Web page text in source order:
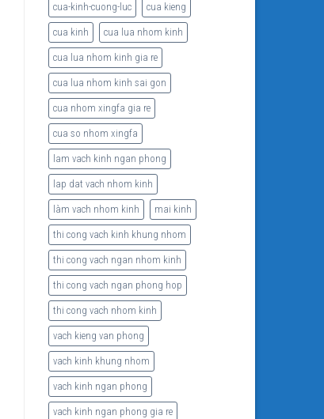
cua-kinh-cuong-luc cua kieng
cua kinh cua lua nhom kinh
cua lua nhom kinh gia re
cua lua nhom kinh sai gon
cua nhom xingfa gia re
cua so nhom xingfa
lam vach kinh ngan phong
lap dat vach nhom kinh
làm vach nhom kinh mai kinh
thi cong vach kinh khung nhom
thi cong vach ngan nhom kinh
thi cong vach ngan phong hop
thi cong vach nhom kinh
vach kieng van phong
vach kinh khung nhom
vach kinh ngan phong
vach kinh ngan phong gia re